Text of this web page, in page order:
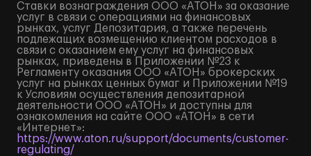
Ставки вознаграждения ООО «АТОН» за оказание
услуг в связи с операциями на финансовых
рынках, услуг Депозитария, а также перечень
подлежащих возмещению клиентом расходов в
связи с оказанием ему услуг на финансовых
рынках, приведены в Приложении №23 к
Регламенту оказания ООО «АТОН» брокерских
услуг на рынках ценных бумаг и Приложении №19
к Условиям осуществления депозитарной
деятельности ООО «АТОН» и доступны для
ознакомления на сайте ООО «АТОН» в сети
«Интернет»:
https://www.aton.ru/support/documents/customer-
regulating/